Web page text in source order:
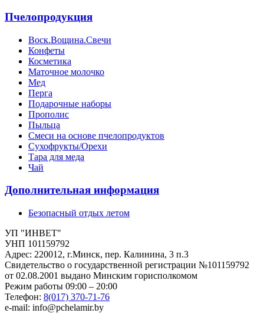
Пчелопродукция
Воск.Вощина.Свечи
Конфеты
Косметика
Маточное молочко
Мед
Перга
Подарочные наборы
Прополис
Пыльца
Смеси на основе пчелопродуктов
Сухофрукты/Орехи
Тара для меда
Чай
Дополнительная информация
Безопасный отдых летом
УП "ИНВЕТ"
УНП 101159792
Адрес: 220012, г.Минск, пер. Калинина, 3 п.3
Свидетельство о государственной регистрации №101159792
от 02.08.2001 выдано Минским горисполкомом
Режим работы 09:00 – 20:00
Телефон: 8(017) 370-71-76
e-mail: info@pchelamir.by